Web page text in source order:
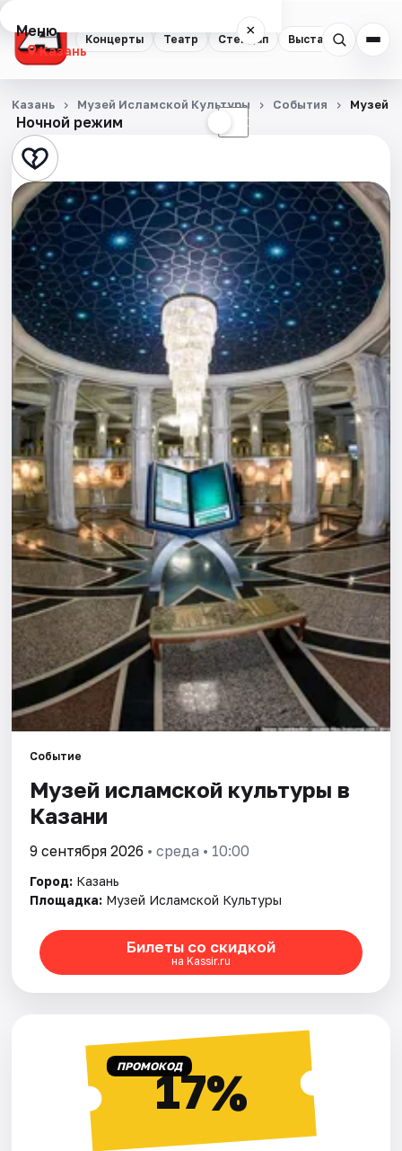
Концерты Театр Стендап Выставки
Меню ×
Казань
Концерты
Театр
Стендап
Выставки
Квесты
Экскурсии
Спорт
События
Города
Площадки
Артисты
Рейтинги
Ночной режим ☾
Казань Музей Исламской Культуры События Музей
Событие
Музей исламской культуры в
Казани
9 сентября 2026 • среда • 10:00
Город: Казань
Площадка: Музей Исламской Культуры
Билеты со скидкой
на Kassir.ru
ПРОМОКОД17%